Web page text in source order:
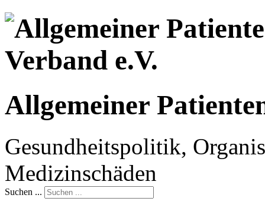
Allgemeiner
Gesundheitspolitik,
Medizinschäden
Suchen ...